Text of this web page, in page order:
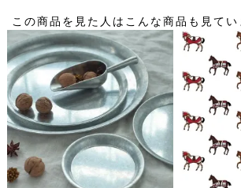
この商品を見た人はこんな商品も見てい